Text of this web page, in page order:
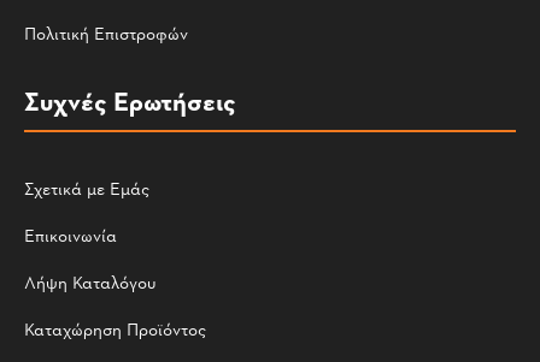
Πολιτική Επιστροφών
Συχνές Ερωτήσεις
Σχετικά με Εμάς
Επικοινωνία
Λήψη Καταλόγου
Καταχώρηση Προϊόντος